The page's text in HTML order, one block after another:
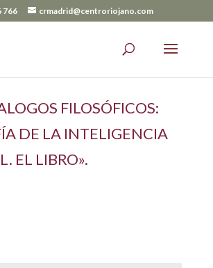
766 crmadrid@centroriojano.com
FILOSÓFICOS:
DE LA INTELIGENCIA
EL LIBRO».